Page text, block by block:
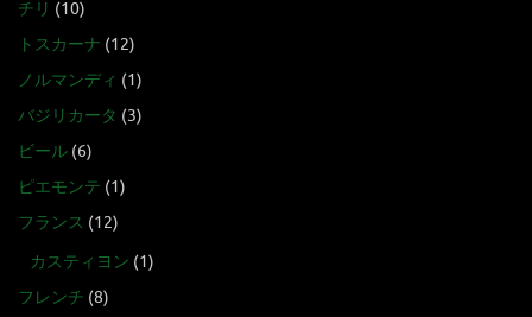
チリ (10)
トスカーナ (12)
ノルマンディ (1)
バジリカータ (3)
ビール (6)
ピエモンテ (1)
フランス (12)
カスティヨン (1)
フレンチ (8)